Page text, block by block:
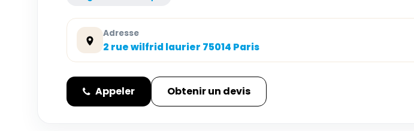
Adresse
2 rue wilfrid laurier 75014 Paris
Appeler Obtenir un devis